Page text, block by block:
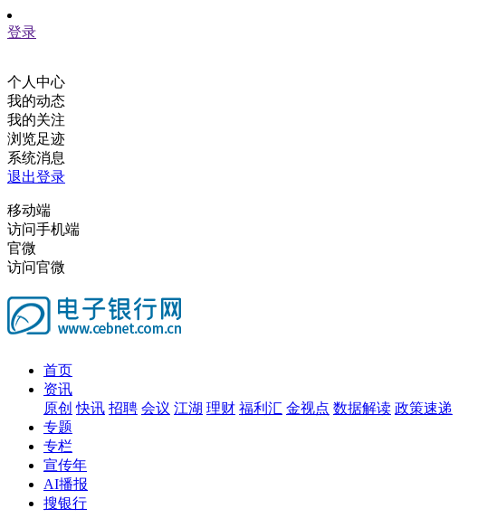
登录
个人中心
我的动态
我的关注
浏览足迹
系统消息
退出登录
移动端
访问手机端
官微
访问官微
首页
资讯
原创 快讯 招聘 会议 江湖 理财 福利汇 金视点 数据解读 政策速递
专题
专栏
宣传年
AI播报
搜银行